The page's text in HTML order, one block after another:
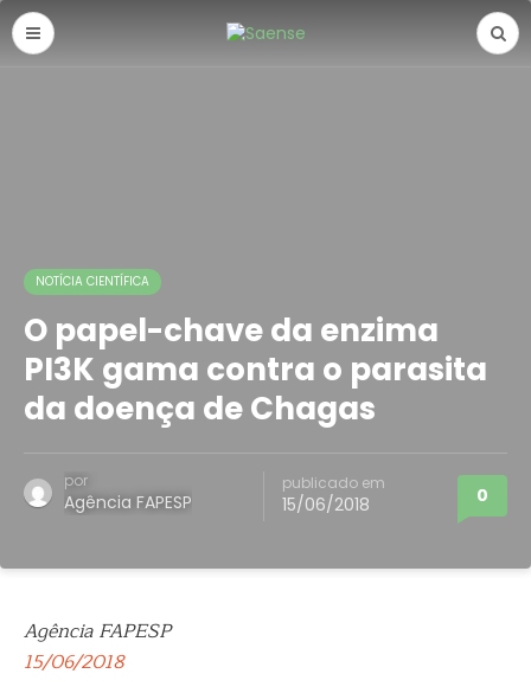
NOTÍCIA CIENTÍFICA
O papel-chave da enzima
PI3K gama contra o parasita
da doença de Chagas
por
Agência FAPESP
publicado em
15/06/2018 0
Agência FAPESP
15/06/2018